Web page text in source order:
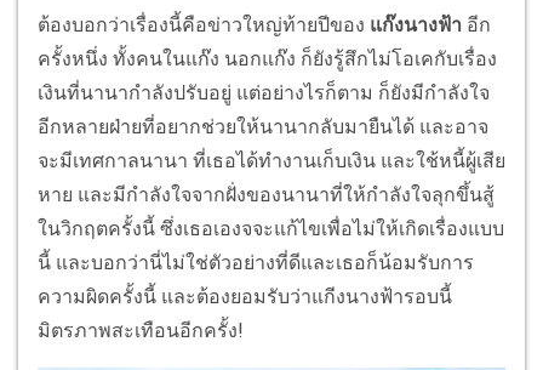
ต้องบอกว่าเรื่องนี้คือข่าวใหญ่ท้ายปีของ แก๊งนางฟ้า อีก
ครั้งหนึ่ง ทั้งคนในแก๊ง นอกแก๊ง ก็ยังรู้สึกไม่โอเคกับเรื่อง
เงินที่นานากำลังปรับอยู่ แต่อย่างไรก็ตาม ก็ยังมีกำลังใจ
อีกหลายฝ่ายที่อยากช่วยให้นานากลับมายืนได้ และอาจ
จะมีเทศกาลนานา ที่เธอได้ทำงานเก็บเงิน และใช้หนี้ผู้เสีย
หาย และมีกำลังใจจากฝั่งของนานาที่ให้กำลังใจลุกขึ้นสู้
ในวิกฤตครั้งนี้ ซึ่งเธอเองจจะแก้ไขเพื่อไม่ให้เกิดเรื่องแบบ
นี้ และบอกว่านี่ไม่ใช่ตัวอย่างที่ดีและเธอก็น้อมรับการ
ความผิดครั้งนี้ และต้องยอมรับว่าแกีงนางฟ้ารอบนี้
มิตรภาพสะเทือนอีกครั้ง!